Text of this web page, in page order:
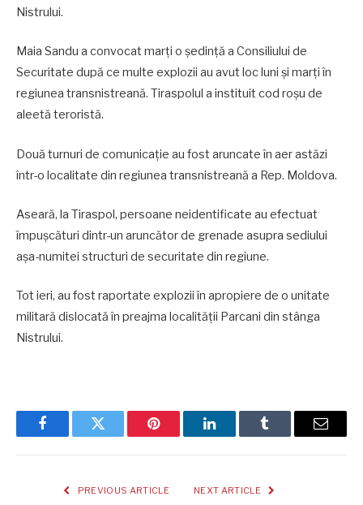
Nistrului.
Maia Sandu a convocat marți o ședință a Consiliului de
Securitate după ce multe explozii au avut loc luni și marți în
regiunea transnistreană. Tiraspolul a instituit cod roșu de
aleetă teroristă.
Două turnuri de comunicație au fost aruncate în aer astăzi
într-o localitate din regiunea transnistreană a Rep. Moldova.
Aseară, la Tiraspol, persoane neidentificate au efectuat
împușcături dintr-un aruncător de grenade asupra sediului
așa-numitei structuri de securitate din regiune.
Tot ieri, au fost raportate explozii în apropiere de o unitate
militară dislocată în preajma localității Parcani din stânga
Nistrului.
FacebookTwitter Pinterest LinkedInTumblr Email
PREVIOUS ARTICLE NEXT ARTICLE